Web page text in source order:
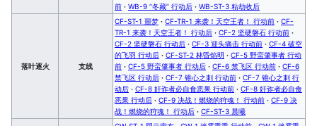
前 · WB-9 “冬藏” 行动后 · WB-ST-3 粘劫收后
落叶逐火 支线
CF-ST-1 噩梦 · CF-TR-1 来袭！天空王者！ 行动前 · CF-
TR-1 来袭！天空王者！ 行动后 · CF-2 坚硬磐石 行动前 ·
CF-2 坚硬磐石 行动后 · CF-3 迎头痛击 行动前 · CF-4 破空
的飞羽 行动后 · CF-ST-2 林昏焰明 · CF-5 野蛮肇事者 行动
前 · CF-5 野蛮肇事者 行动后 · CF-6 禁飞区 行动前 · CF-6
禁飞区 行动后 · CF-7 锥心之刺 行动前 · CF-7 锥心之刺 行
动后 · CF-8 奸诈者必自食恶果 行动前 · CF-8 奸诈者必自食
恶果 行动后 · CF-9 决战！燃烧的狩魂！ 行动前 · CF-9 决
战！燃烧的狩魂！ 行动后 · CF-ST-3 晨曦